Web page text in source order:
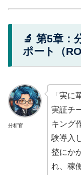
🔬 第5章：
ポート（
分析官
「実に
実証チ
キング
験導入
整にか
れ、稼